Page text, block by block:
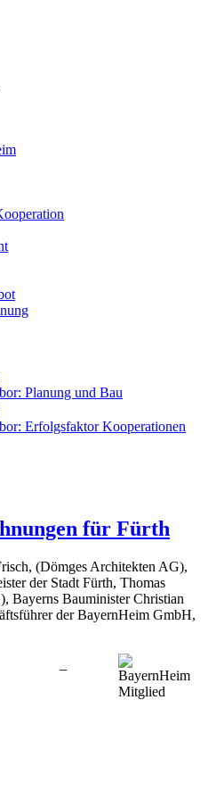
Planung und Bau
Erfolgsfaktor Kooperationen
für Fürth
(Dömges Architekten AG),
der Stadt Fürth, Thomas
Bayerns Bauminister Christian
der BayernHeim GmbH,
–